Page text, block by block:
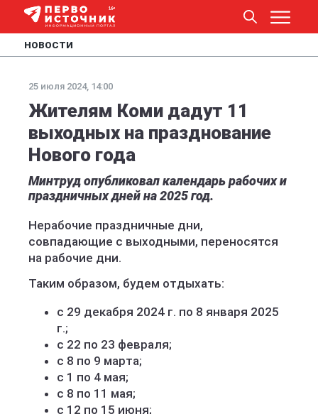
НОВОСТИ
25 июля 2024, 14:00
Жителям Коми дадут 11
выходных на празднование
Нового года
Минтруд опубликовал календарь рабочих и
праздничных дней на 2025 год.
Нерабочие праздничные дни,
совпадающие с выходными, переносятся
на рабочие дни.
Таким образом, будем отдыхать:
с 29 декабря 2024 г. по 8 января 2025
г.;
с 22 по 23 февраля;
с 8 по 9 марта;
с 1 по 4 мая;
с 8 по 11 мая;
с 12 по 15 июня;